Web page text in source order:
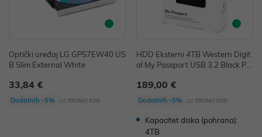
Optički uređaj LG GP57EW40 US
B Slim External White
33,84 €
Dodatnih -5% uz PROMO KOD
HDD Eksterni 4TB Western Digit
al My Passport USB 3.2 Black P/
189,00 €
Dodatnih -5% uz PROMO KOD
Kapacitet diska (pohrana):
4TB